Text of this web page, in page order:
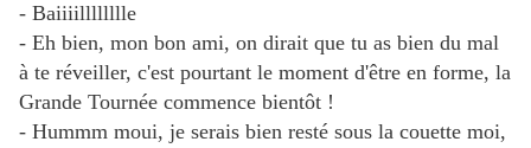
- Baiiiilllllllle
- Eh bien, mon bon ami, on dirait que tu as bien du mal
à te réveiller, c'est pourtant le moment d'être en forme, la
Grande Tournée commence bientôt !
- Hummm moui, je serais bien resté sous la couette moi,